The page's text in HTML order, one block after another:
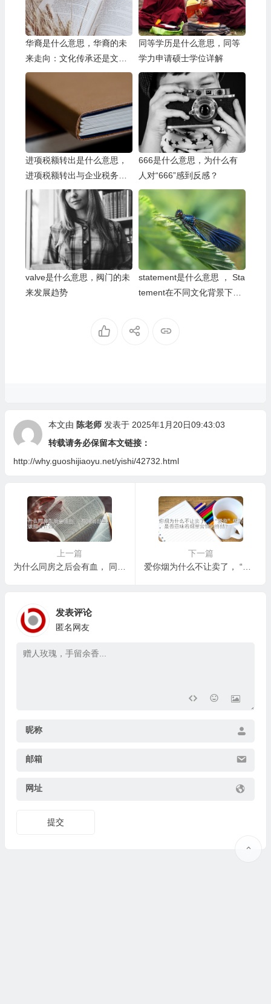
华裔是什么意思，华裔的未
来走向：文化传承还是文化
融合？
同等学历是什么意思，同等
学力申请硕士学位详解
进项税额转出是什么意思，
进项税额转出与企业税务风
险管理
666是什么意思，为什么有
人对“666”感到反感？
valve是什么意思，阀门的未
来发展趋势
statement是什么意思 ， Sta
tement在不同文化背景下的
本文由 陈老师发表于 2025年1月20日09:43:03
转载请务必保留本文链接：
http://why.guoshijiaoyu.net/yishi/42732.html
上一篇
为什么同房之后会有血， 同房后出血，我应该担心什么？
下一篇
爱你烟为什么不让卖了， “爱你”烟的消失，是否意味着烟草营销的终结？
发表评论
匿名网友
昵称
邮箱
网址
提交